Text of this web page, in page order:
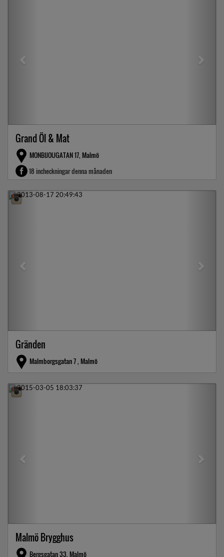
Grand Öl & Mat
MONBIJOUGATAN 17, Malmö
18 incheckningar denna månaden
Previous
Gränden
Malmborgsgatan 7 , Malmö
Previous
Malmö Brygghus
Bergsgatan 33, Malmö